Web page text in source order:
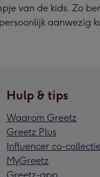
van de kids. Zo
aanwezig
Hulp & tips
Waarom Greetz
Greetz Plus
Influencer co-
MyGreetz